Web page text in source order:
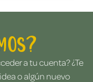
a tu cuenta? ¿Te
o algún nuevo